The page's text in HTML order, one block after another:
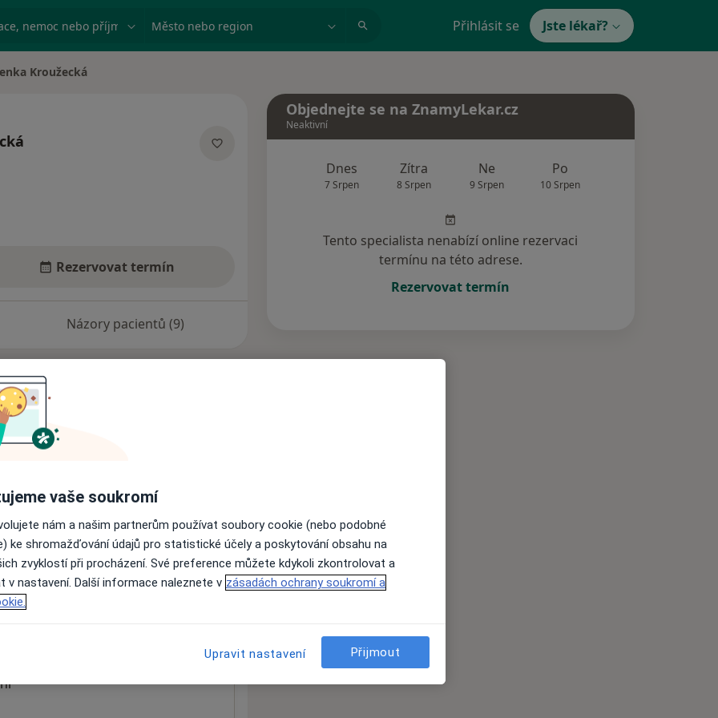
nemoc nebo příjmení Město nebo region Přihlásit se Jste lékař?
městaKroužecká
Rezervovat termín
Názory pacientů (9)
nejsou k dispozici
informace o svých službách.
Objednejte se na ZnamyLekar.cz
Neaktivní
Dnes
7 Srpen
Zítra
8 Srpen
Ne
9 Srpen
Po
10 Srpen
Tento specialista nenabízí online rezervaci
termínu na této adrese.
Rezervovat termín
vaše soukromí
nám a našim partnerům používat soubory cookie (nebo podobné
ke shromažďování údajů pro statistické účely a poskytování obsahu na
zvyklostí při procházení. Své preference můžete kdykoli zkontrolovat a
v nastavení. Další informace naleznete v zásadách ochrany soukromí a
Upravit nastavení Přijmout